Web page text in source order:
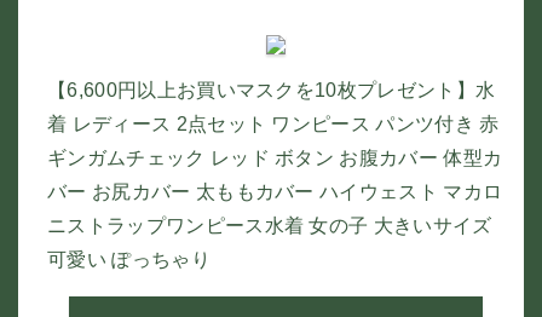
【6,600円以上お買いマスクを10枚プレゼント】水
着 レディース 2点セット ワンピース パンツ付き 赤
ギンガムチェック レッド ボタン お腹カバー 体型カ
バー お尻カバー 太ももカバー ハイウェスト マカロ
ニストラップワンピース水着 女の子 大きいサイズ
可愛い ぽっちゃり